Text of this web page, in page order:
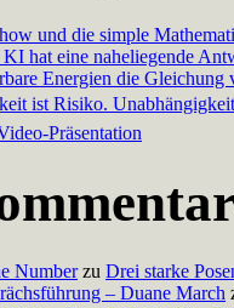
und die simple
KI hat eine naheliegende
Energien die Gleichung
ist Risiko.
Präsentation
Numberzu Drei starke
– Duane March